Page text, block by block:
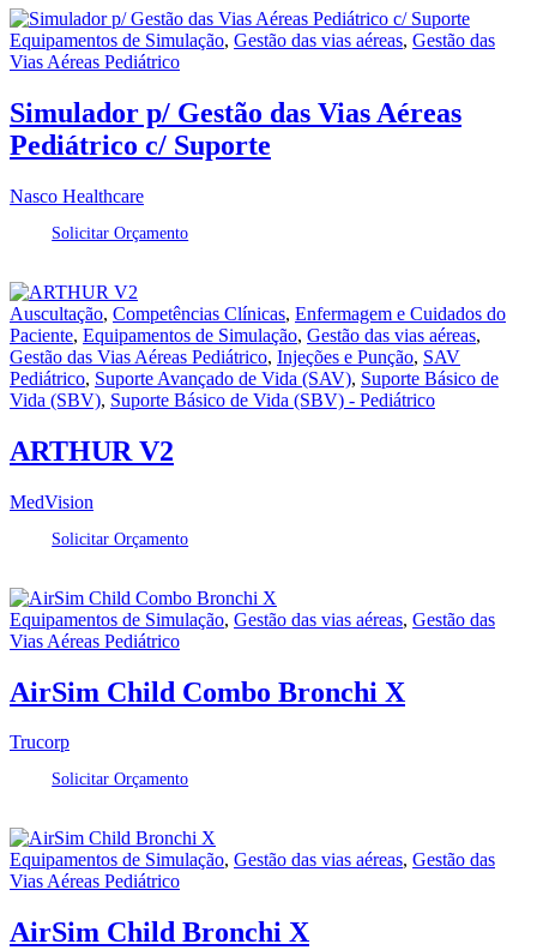
Equipamentos de Simulação, Gestão das vias aéreas, Gestão das
Vias Aéreas Pediátrico
Simulador p/ Gestão das Vias Aéreas
Pediátrico c/ Suporte
Nasco Healthcare
Solicitar Orçamento
Auscultação, Competências Clínicas, Enfermagem e Cuidados do
Paciente, Equipamentos de Simulação, Gestão das vias aéreas,
Gestão das Vias Aéreas Pediátrico, Injeções e Punção, SAV
Pediátrico, Suporte Avançado de Vida (SAV), Suporte Básico de
Vida (SBV), Suporte Básico de Vida (SBV) - Pediátrico
ARTHUR V2
MedVision
Solicitar Orçamento
Equipamentos de Simulação, Gestão das vias aéreas, Gestão das
Vias Aéreas Pediátrico
AirSim Child Combo Bronchi X
Trucorp
Solicitar Orçamento
Equipamentos de Simulação, Gestão das vias aéreas, Gestão das
Vias Aéreas Pediátrico
AirSim Child Bronchi X